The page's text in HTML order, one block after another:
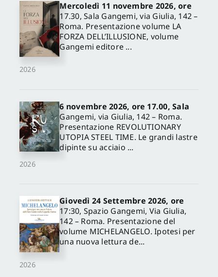
2026
Mercoledì 11 novembre 2026, ore
17.30, Sala Gangemi, via Giulia, 142 –
Roma. Presentazione volume LA
FORZA DELL’ILLUSIONE, volume
Gangemi editore ...
2026
6 novembre 2026, ore 17.00, Sala
Gangemi, via Giulia, 142 – Roma.
Presentazione REVOLUTIONARY
UTOPIA STEEL TIME. Le grandi lastre
dipinte su acciaio ...
2026
Giovedì 24 Settembre 2026, ore
17:30, Spazio Gangemi, Via Giulia,
142 – Roma. Presentazione del
volume MICHELANGELO. Ipotesi per
una nuova lettura de...